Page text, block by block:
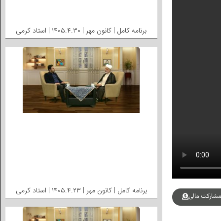
مشارکت مالی
برنامه کامل | کانون مهر | ۱۴۰۵.۴.۳۰ | استاد کرمی
برنامه کامل | کانون مهر | ۱۴۰۵.۴.۲۳ | استاد کرمی